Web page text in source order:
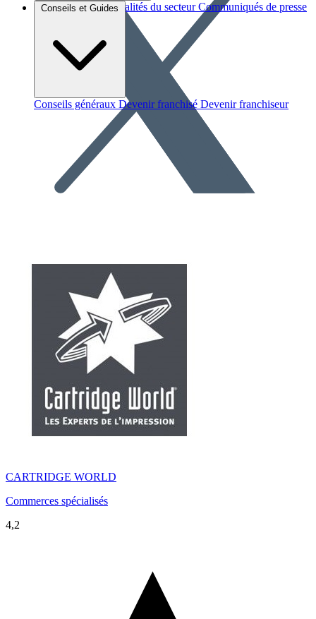
Brèves et actus Actualités du secteur Communiqués de presse
Conseils et Guides
Conseils généraux Devenir franchisé Devenir franchiseur
CARTRIDGE WORLD
Commerces spécialisés
4,2